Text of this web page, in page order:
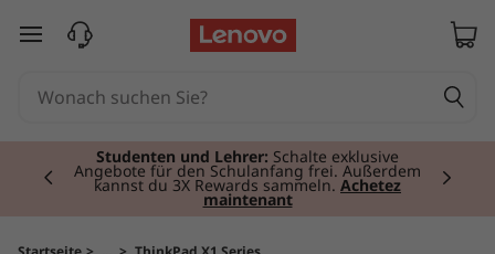
Tzum Hauptinhalt springen
Studenten und Lehrer: Schalte exklusive
Angebote für den Schulanfang frei. Außerdem
kannst du 3X Rewards sammeln. Achetez
maintenant
Currently displaying item 2 of 3